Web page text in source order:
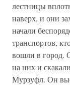
лестницы
наверх, и они
начали
транспортов,
вошли в город.
на них и
Мурзуфл. Он